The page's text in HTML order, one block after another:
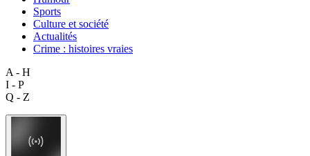
Sports
Culture et société
Actualités
Crime : histoires vraies
A - H
I - P
Q - Z